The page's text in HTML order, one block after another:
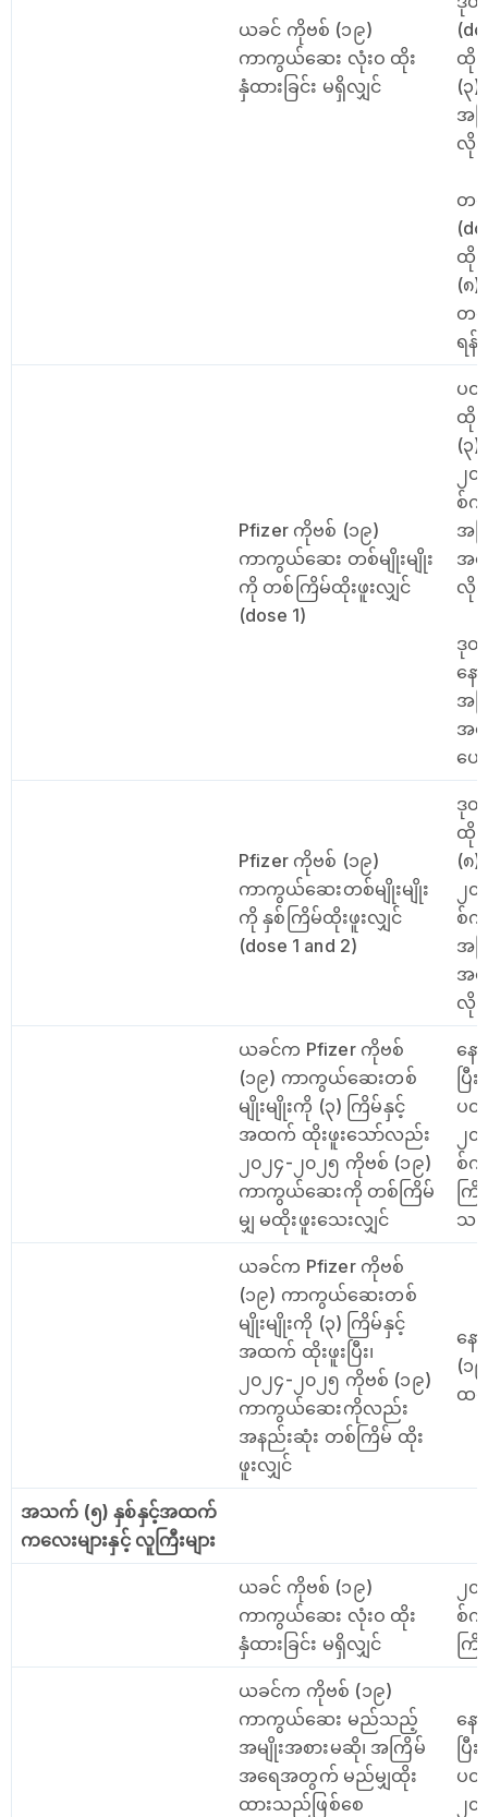
ယခင် ကိုဗစ် (၁၉)
ကာကွယ်ဆေး လုံးဝ ထိုး
နှံထားခြင်း မရှိလျှင်
ထိုး
(၃
အက
လို
တတိ
ထိုး
(၈
တ
ရ
Pfizer ကိုဗစ် (၁၉)
ကာကွယ်ဆေး တစ်မျိုးမျိုး
ကို တစ်ကြိမ်ထိုးဖူးလျှင်
(dose 1)
ပထ
ထိုး
(၃
၂
စ်
အက
အန
လို
ဒုတိ
နေ
အ
အန
ပ
Pfizer ကိုဗစ် (၁၉)
ကာကွယ်ဆေးတစ်မျိုးမျိုး
ကို နှစ်ကြိမ်ထိုးဖူးလျှင်
(dose 1 and 2)
ဒုတိ
ထိုး
(၈
၂
စ်
အက
အန
လို
ယခင်က Pfizer ကိုဗစ်
(၁၉) ကာကွယ်ဆေးတစ်
မျိုးမျိုးကို (၃) ကြိမ်နှင့်
အထက် ထိုးဖူးသော်လည်း
၂၀၂၄-၂၀၂၅ ကိုဗစ် (၁၉)
ကာကွယ်ဆေးကို တစ်ကြိမ်
မျှ မထိုးဖူးသေးလျှင်
နေ
ပြီ
ပ
၂
စ်
က
သ
ယခင်က Pfizer ကိုဗစ်
(၁၉) ကာကွယ်ဆေးတစ်
မျိုးမျိုးကို (၃) ကြိမ်နှင့်
အထက် ထိုးဖူးပြီး၊
၂၀၂၄-၂၀၂၅ ကိုဗစ် (၁၉)
ကာကွယ်ဆေးကိုလည်း
အနည်းဆုံး တစ်ကြိမ် ထိုး
ဖူးလျှင်
န
(၁
ထပ်
အသက် (၅) နှစ်နှင့်အထက်
က‌လေးများနှင့် လူကြီးများ
ယခင် ကိုဗစ် (၁၉)
ကာကွယ်ဆေး လုံးဝ ထိုး
နှံထားခြင်း မရှိလျှင်
၂
စ်
က
ယခင်က ကိုဗစ် (၁၉)
ကာကွယ်ဆေး မည်သည့်
အမျိုးအစားမဆို၊ အကြိမ်
အရေအတွက် မည်မျှထိုး
ထားသည်ဖြစ်စေ
နေ
ပြီ
ပ
၂